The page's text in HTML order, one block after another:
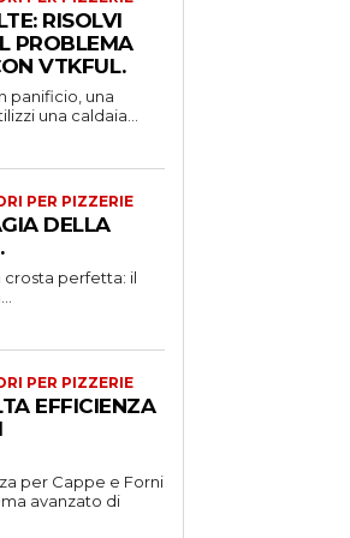
RISOLVI
PROBLEMA
VTKFUL.
panificio, una
una caldaia...
PER PIZZERIE
DELLA
crosta perfetta: il
PER PIZZERIE
EFFICIENZA
per Cappe e Forni